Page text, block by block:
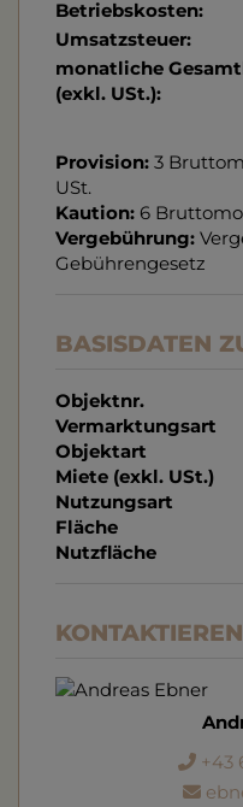
Betriebskosten:
Umsatzsteuer:
monatliche
(exkl. USt.):
Provision: 3
USt.
Kaution: 6
Vergebührung:
Gebührengesetz
BASISDATEN
Objektnr.
Vermarktungsart
Objektart
Miete (exkl. USt.)
Nutzungsart
Fläche
Nutzfläche
+43